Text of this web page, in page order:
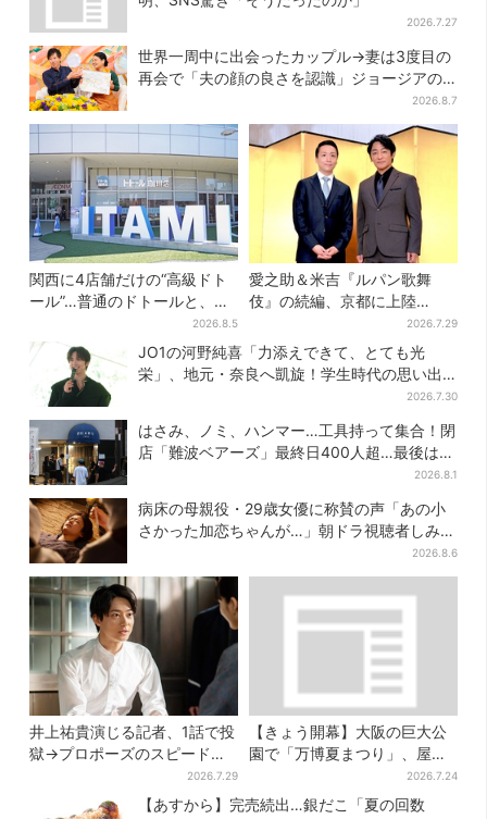
2026.7.27
世界一周中に出会ったカップル→妻は3度目の
再会で「夫の顔の良さを認識」ジョージアの
2026.8.7
関西に4店舗だけの“高級ドト
ール”…普通のドトールと、何
が違う？コーヒーは約2倍の
600円
2026.8.5
愛之助＆米吉『ルパン歌舞
伎』の続編、京都に上陸
「VIVANT好きも観てほしい」
2026.7.29
JO1の河野純喜「力添えできて、とても光
栄」、地元・奈良へ凱旋！学生時代の思い出
2026.7.30
はさみ、ノミ、ハンマー…工具持って集合！閉
店「難波ベアーズ」最終日400人超…最後は
2026.8.1
病床の母親役・29歳女優に称賛の声「あの小
さかった加恋ちゃんが…」朝ドラ視聴者しみじ
2026.8.6
井上祐貴演じる記者、1話で投
獄→プロポーズのスピード感
に視聴者驚き「横沢さんだけ
怒涛すぎる」
2026.7.29
【きょう開幕】大阪の巨大公
園で「万博夏まつり」、屋台
グルメ＆幻想的イルミネーシ
ョン…計27日間開催
2026.7.24
【あすから】完売続出…銀だこ「夏の回数